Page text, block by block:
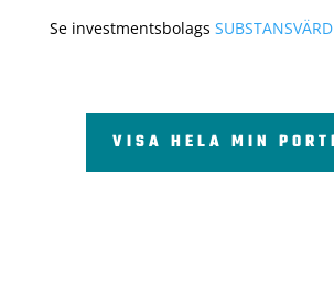
Se investmentsbolags
VISA HELA MIN